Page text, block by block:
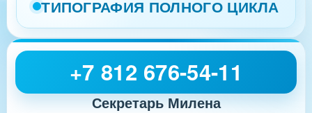
ТИПОГРАФИЯ ПОЛНОГО ЦИКЛА
+7 812 676-54-11
Секретарь Милена